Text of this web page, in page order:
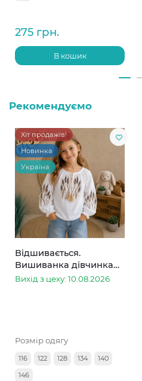
275 грн.
В кошик
Рекомендуємо
Хіт продажів!
Новинка
Україна
Відшивається.
Вишиванка дівчинка
колоски
Вихід з цеху: 10.08.2026
Розмір одягу
116 122 128 134
140
146